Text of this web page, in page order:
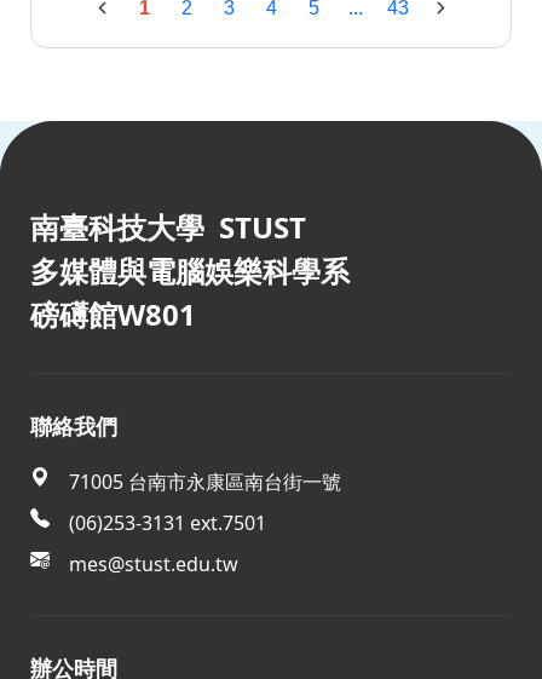
1 2 3 4 5 ... 43
南臺科技大學 STUST
多媒體與電腦娛樂科學系
磅礡館W801
聯絡我們
71005 台南市永康區南台街一號
(06)253-3131 ext.7501
mes@stust.edu.tw
辦公時間